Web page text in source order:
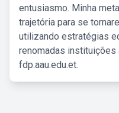
entusiasmo. Minha
trajetória para se
utilizando estratégias
renomadas
fdp.aau.edu.et.